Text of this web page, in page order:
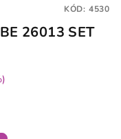
26013 SET
KÓD: 4530